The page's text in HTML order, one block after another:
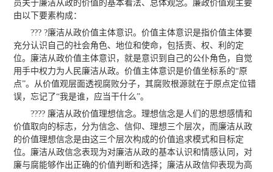
员关于廉洁从政的价值的基本看法、总体观念。廉政价值观主要
由以下要素构成：
??? ?廉洁从政价值主体意识。价值主体意识是指价值主体要
充分认识自己的社会角色、地位和使命，包括责、权、利的定
位。廉洁从政价值主体意识，就是意识到自己的公仆角色，自觉
用手中权力为人民廉洁从政。价值主体意识是价值坐标系的“原
点”。从价值观层面透视腐败分子，其腐败根源就在于原点定位错
误，忘记了“我是谁，应当干什么”。
???? 廉洁从政价值理想信念。理想信念是人们的思想感情和
价值取向的标志，分为信念、信仰、理想三个层次，而廉洁从政
的价值理想信念是由这三个层次构成的价值追求模式和目标定
位。廉洁从政信念表现为对廉洁从政的基本认识和情感认同，对
廉与腐能够作出正确的价值判断和选择；廉洁从政信仰表现为高